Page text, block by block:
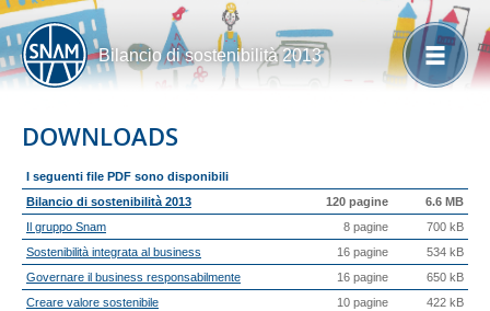
Bilancio di sostenibilità 2013
DOWNLOADS
I seguenti file PDF sono disponibili
Bilancio di sostenibilità 2013
120 pagine
6.6 MB
Il gruppo Snam
8 pagine
700 kB
Sostenibilità integrata al business
16 pagine
534 kB
Governare il business responsabilmente
16 pagine
650 kB
Creare valore sostenibile
10 pagine
422 kB